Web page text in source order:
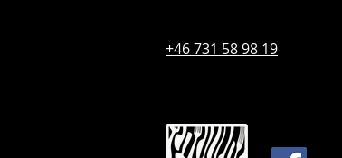
+46 731 58 98 19